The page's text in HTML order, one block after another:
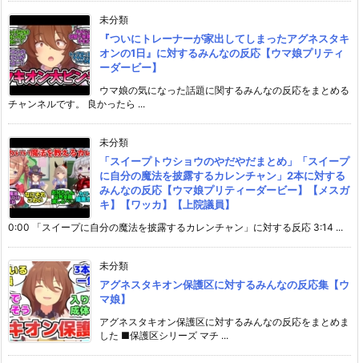
未分類
『ついにトレーナーが家出してしまったアグネスタキ
オンの1日』に対するみんなの反応【ウマ娘プリティ
ーダービー】
ウマ娘の気になった話題に関するみんなの反応をまとめる
チャンネルです。 良かったら ...
未分類
「スイープトウショウのやだやだまとめ」「スイープ
に自分の魔法を披露するカレンチャン」2本に対する
みんなの反応【ウマ娘プリティーダービー】【メスガ
キ】【ワッカ】【上院議員】
0:00 「スイープに自分の魔法を披露するカレンチャン」に対する反応 3:14 ...
未分類
アグネスタキオン保護区に対するみんなの反応集【ウ
マ娘】
アグネスタキオン保護区に対するみんなの反応をまとめま
した ■保護区シリーズ マチ ...